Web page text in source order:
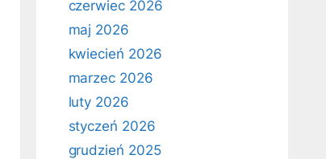
czerwiec 2026
maj 2026
kwiecień 2026
marzec 2026
luty 2026
styczeń 2026
grudzień 2025